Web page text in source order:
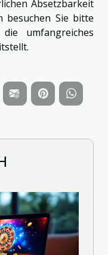
Absetzbarkeit
besuchen Sie bitte
umfangreiches